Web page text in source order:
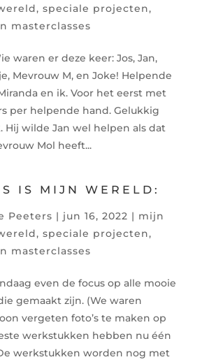
, speciale projecten,
masterclasses
waren er deze keer: Jos, Jan,
Mevrouw M, en Joke! Helpende
en ik. Voor het eerst met
per helpende hand. Gelukkig
Hij wilde Jan wel helpen als dat
Mol heeft...
IS MIJN WERELD:
Peeters | jun 16, 2022 | mijn
, speciale projecten,
masterclasses
even de focus op alle mooie
gemaakt zijn. (We waren
vergeten foto’s te maken op
werkstukken hebben nu één
werkstukken worden nog met